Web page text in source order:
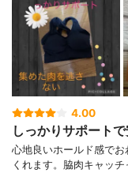
4.00
しっかりサポートで
心地良いホールド感で
くれます。脇肉キャッ